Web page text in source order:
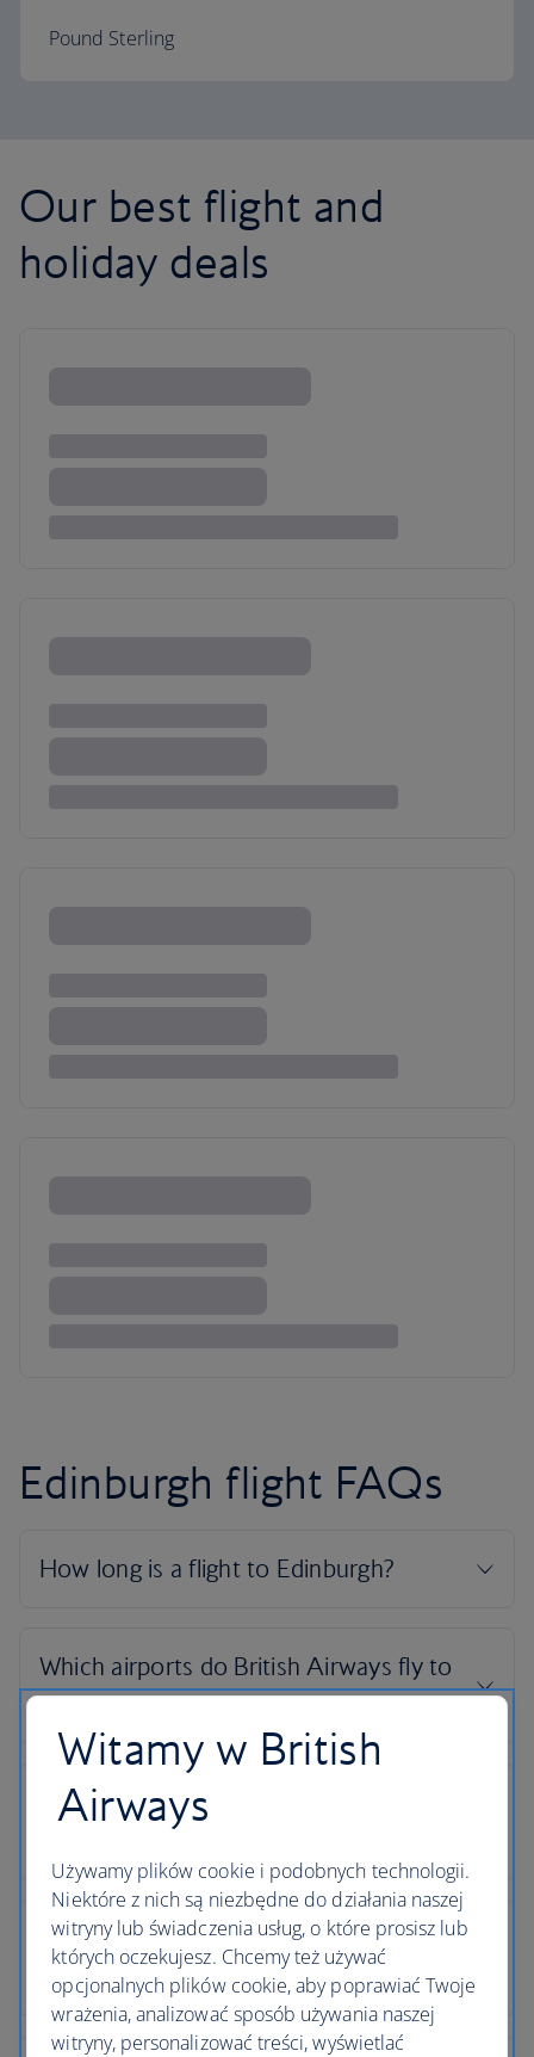
Pound Sterling
Our best flight and
holiday deals
Edinburgh flight FAQs
Witamy w British
Airways
Używamy plików cookie i podobnych technologii.
Niektóre z nich są niezbędne do działania naszej
witryny lub świadczenia usług, o które prosisz lub
których oczekujesz. Chcemy też używać
opcjonalnych plików cookie, aby poprawiać Twoje
wrażenia, analizować sposób używania naszej
witryny, personalizować treści, wyświetlać